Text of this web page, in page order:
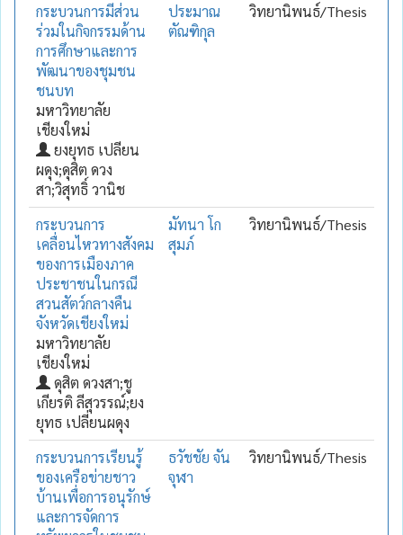
กระบวนการมีส่วน
ร่วมในกิจกรรมด้าน
การศึกษาและการ
พัฒนาของชุมชน
ชนบท
มหาวิทยาลัย
เชียงใหม่
ยงยุทธ เปลียน
ผดุง;ดุสิต ดวง
สา;วิสุทธิ์ วานิช
ประมาณ
ตัณฑิกุล
วิทยานิพนธ์/Thesis
กระบวนการ
เคลื่อนไหวทางสังคม
ของการเมืองภาค
ประชาชนในกรณี
สวนสัตว์กลางคืน
จังหวัดเชียงใหม่
มหาวิทยาลัย
เชียงใหม่
ดุสิต ดวงสา;ชู
เกียรติ ลีสุวรรณ์;ยง
ยุทธ เปลี่ยนผดุง
มัทนา โก
สุมภ์
วิทยานิพนธ์/Thesis
กระบวนการเรียนรู้
ของเครือข่ายชาว
บ้านเพื่อการอนุรักษ์
และการจัดการ
ธวัชชัย จัน
จุฬา
วิทยานิพนธ์/Thesis